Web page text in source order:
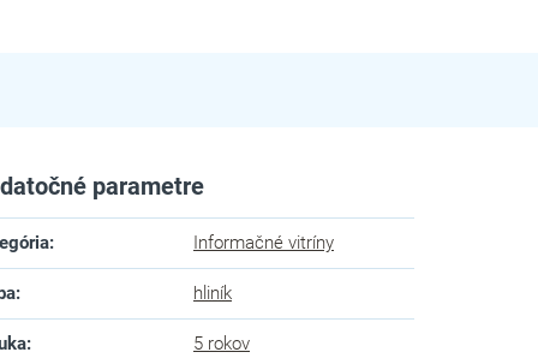
parametre
: Informačné vitríny
: hliník
: 5 rokov